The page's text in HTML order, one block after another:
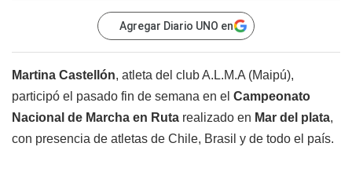
Agregar Diario UNO en
Martina Castellón, atleta del club A.L.M.A (Maipú),
participó el pasado fin de semana en el Campeonato
Nacional de Marcha en Ruta realizado en Mar del plata,
con presencia de atletas de Chile, Brasil y de todo el país.